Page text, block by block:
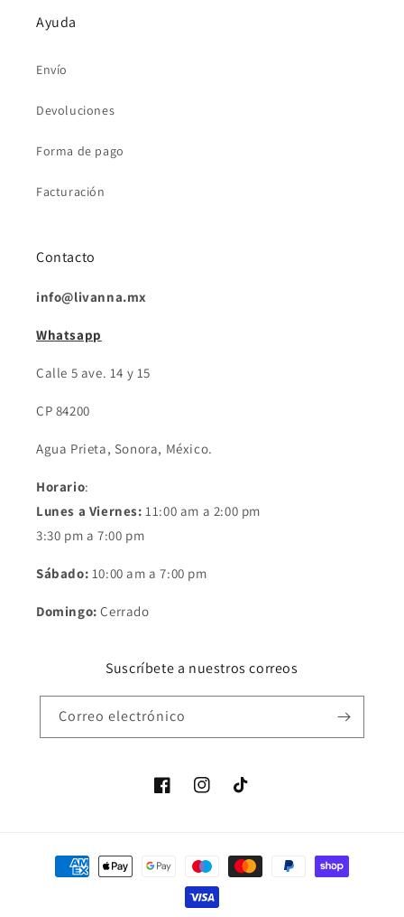
Ayuda
Envío
Devoluciones
Forma de pago
Facturación
Contacto
info@livanna.mx
Whatsapp
Calle 5 ave. 14 y 15
CP 84200
Agua Prieta, Sonora, México.
Horario:
Lunes a Viernes: 11:00 am a 2:00 pm
3:30 pm a 7:00 pm
Sábado: 10:00 am a 7:00 pm
Domingo: Cerrado
Suscríbete a nuestros correos
Correo electrónico
FacebookInstagramTikTok
Formas